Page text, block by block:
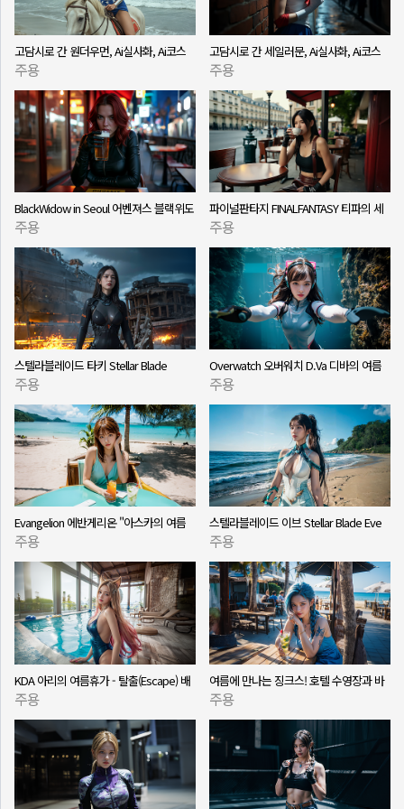
고담시로 간 원더우먼, Ai실사화, Ai코스
프레
주용
고담시로 간 세일러문, Ai실사화, Ai코스
프레
주용
BlackWidow in Seoul 어벤져스 블랙위도
우 Ai실사화 코스프레 AI Cosplay
주용
파이널판타지 FINALFANTASY 티파의 세
계여행 - '세계속으로' 배경음악과 함께하
는 힐링 여행티파 세계여행 Ai실사화 코스
프레
주용
스텔라블레이드 타키 Stellar Blade
Tachy 의 여름휴가 - 드림(Dream) 배경음
악과 함께하는 힐링 여행
주용
Overwatch 오버워치 D.Va 디바의 여름
휴가 - 'Game(게임)' 배경음악과 함께하
는 힐링 여행
주용
Evangelion 에반게리온 "아스카의 여름
휴가 - '잠시' 배경음악과 함께하는 힐링
여행
주용
스텔라블레이드 이브 Stellar Blade Eve
의 여름휴가 - 그린데이(Green Day) 배경
음악과 함께하는 힐링 여행 Ai실사화
주용
KDA 아리의 여름휴가 - 탈출(Escape) 배
경음악과 함께하는 힐링 여행 Ai실사화
주용
여름에 만나는 징크스! 호텔 수영장과 바
닷가, 숲속에서의 하루 AI 실사화
주용